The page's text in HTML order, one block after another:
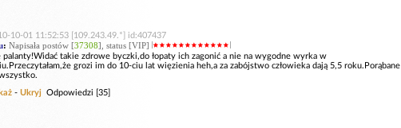
10-01 11:52:53 [109.243.49.*] id:407437
: Napisała postów [37308], status [VIP]
palanty!Widać takie zdrowe byczki,do łopaty ich zagonić a nie na wygodne wyrka w
grozi im do 10-ciu lat więzienia heh,a za zabójstwo człowieka dają 5,5 roku.Porąbane
- Ukryj Odpowiedzi [35]